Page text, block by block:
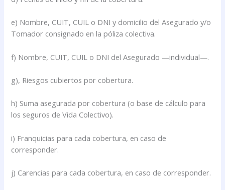
e) Nombre, CUIT, CUIL o DNI y domicilio del Asegurado y/o
Tomador consignado en la póliza colectiva.
f) Nombre, CUIT, CUIL o DNI del Asegurado —individual—.
g), Riesgos cubiertos por cobertura.
h) Suma asegurada por cobertura (o base de cálculo para
los seguros de Vida Colectivo).
i) Franquicias para cada cobertura, en caso de
corresponder.
j) Carencias para cada cobertura, en caso de corresponder.